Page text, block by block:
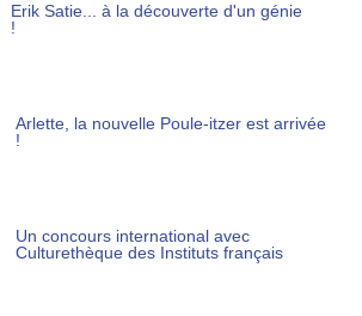
Erik Satie... à la découverte d'un génie
!
Arlette, la nouvelle Poule-itzer est arrivée
!
Un concours international avec
Culturethèque des Instituts français